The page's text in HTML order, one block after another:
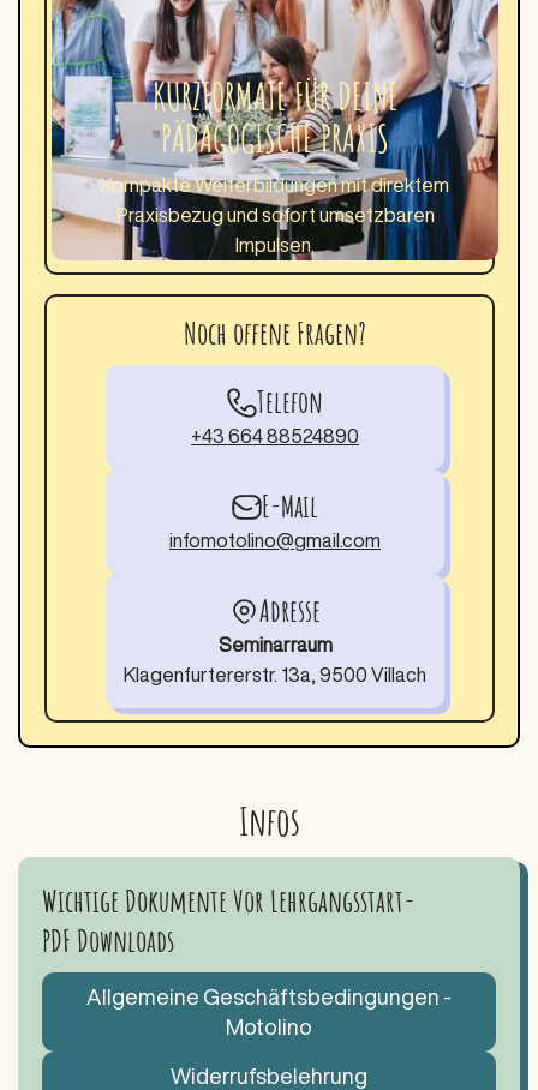
KURZFORMATE FÜR DEINE
PÄDAGOGISCHE PRAXIS
Kompakte Weiterbildungen mit direktem
Praxisbezug und sofort umsetzbaren
Impulsen.
Noch offene Fragen?
Telefon
+43 664 88524890
E-Mail
infomotolino@gmail.com
Adresse
Seminarraum
Klagenfurtererstr. 13a, 9500 Villach
Infos
Wichtige Dokumente Vor Lehrgangsstart-
PDF Downloads
Allgemeine Geschäftsbedingungen -
Motolino
Widerrufsbelehrung